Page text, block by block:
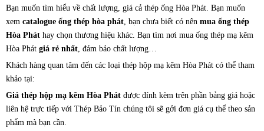
Bạn muốn tìm hiểu về chất lượng, giá cả thép ống Hòa Phát. Bạn muốn
xem catalogue ống thép hòa phát, bạn chưa biết có nên mua ống thép
Hòa Phát hay chọn thương hiệu khác. Bạn tìm nơi mua ống thép mạ kẽm
Hòa Phát giá rẻ nhất, đảm bảo chất lượng…
Khách hàng quan tâm đến các loại thép hộp mạ kẽm Hòa Phát có thể tham
khảo tại:
Giá thép hộp mạ kẽm Hòa Phát được đính kèm trên phần bảng giá hoặc
liên hệ trực tiếp với Thép Bảo Tín chúng tôi sẽ gởi đơn giá cụ thể theo sản
phẩm mà bạn cần.